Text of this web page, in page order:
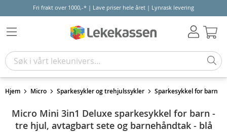
Fri frakt over 1000,-* | Lave priser hele året | Lynrask levering
Hjem Micro Sparkesykler og trehjulssykler Sparkesykkel for barn
Micro Mini 3in1 Deluxe sparkesykkel for barn -
tre hjul, avtagbart sete og barnehåndtak - blå